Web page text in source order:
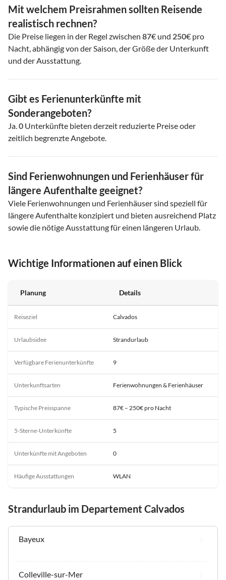
Mit welchem Preisrahmen sollten Reisende
realistisch rechnen?
Die Preise liegen in der Regel zwischen 87€ und 250€ pro
Nacht, abhängig von der Saison, der Größe der Unterkunft
und der Ausstattung.
Gibt es Ferienunterkünfte mit
Sonderangeboten?
Ja.0 Unterkünfte bieten derzeit reduzierte Preise oder
zeitlich begrenzte Angebote.
Sind Ferienwohnungen und Ferienhäuser für
längere Aufenthalte geeignet?
Viele Ferienwohnungen und Ferienhäuser sind speziell für
längere Aufenthalte konzipiert und bieten ausreichend Platz
sowie die nötige Ausstattung für einen längeren Urlaub.
Wichtige Informationen auf einen Blick
Planung Details
Reiseziel Calvados
Urlaubsidee Strandurlaub
Verfügbare Ferienunterkünfte 9
Unterkunftsarten Ferienwohnungen & Ferienhäuser
Typische Preisspanne 87€ – 250€ pro Nacht
5-Sterne-Unterkünfte 5
Unterkünfte mit Angeboten 0
Häufige Ausstattungen WLAN
Strandurlaub im Departement Calvados
Bayeux
Colleville-sur-Mer